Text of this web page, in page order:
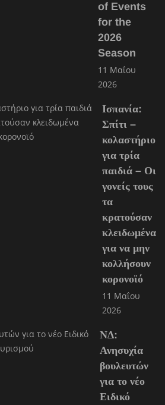
of Events
for the
2026
Season
11 Μαΐου
2026
Ισπανία:
Σπίτι –
κολαστήριο
για τρία
παιδιά – Οι
γονείς τους
τα
κρατούσαν
κλειδωμένα
για να μην
κολλήσουν
κορονοϊό
11 Μαΐου
2026
ΝΔ:
Ανησυχία
βουλευτών
για το νέο
Ειδικό